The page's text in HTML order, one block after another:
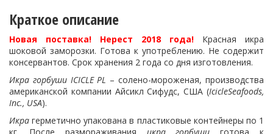
Краткое описание
Новая поставка! Нерест 2018 года! Красная икра
шоковой заморозки. Готова к употреблению. Не содержит
консервантов. Срок хранения 2 года со дня изготовления.
Икра горбуши ICICLE PL – солено-мороженая, производства
американской компании Айсикл Сифудс, США (IcicleSeafoods,
Inc., USA).
Икра герметично упакована в пластиковые контейнеры по 1